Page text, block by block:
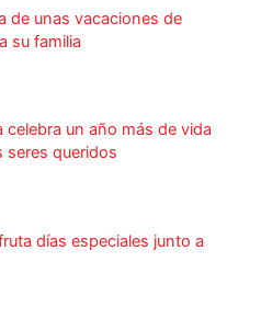
de unas vacaciones de
su familia
celebra un año más de vida
seres queridos
días especiales junto a